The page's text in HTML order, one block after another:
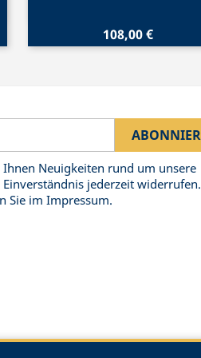
108,00 €
Neuigkeiten rund um unsere
jederzeit widerrufen.
Sie im Impressum.